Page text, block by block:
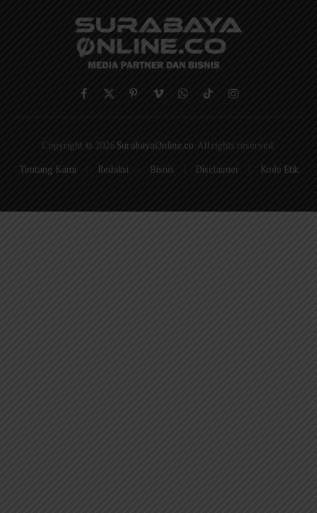
Facebook
X
PinterestVimeoWhatsApp
TikTokInstagram
Copyright © 2026 SurabayaOnline.co . All rights reserved.
Tentang Kami
Redaksi Bisnis Disclaimer Kode Etik